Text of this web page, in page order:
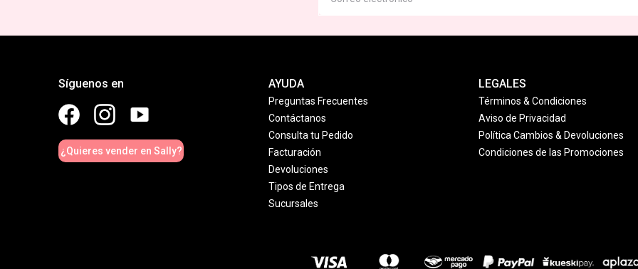
Síguenos en
¿Quieres vender en Sally?
AYUDA
Preguntas Frecuentes
Contáctanos
Consulta tu Pedido
Facturación
Devoluciones
Tipos de Entrega
Sucursales
LEGALES
Términos & Condiciones
Aviso de Privacidad
Política Cambios & Devoluciones
Condiciones de las Promociones